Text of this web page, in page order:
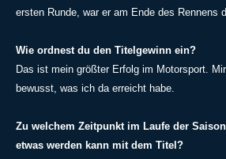
ersten Runde, war er am Ende des Rennens
Wie ordnest du den Titelgewinn ein?
Das ist mein größter Erfolg im Motorsport.
bewusst, was ich da erreicht habe.
Zu welchem Zeitpunkt im Laufe der
etwas werden kann mit dem Titel?